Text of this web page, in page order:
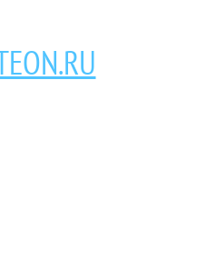
котлы, тепловые завесы, водяные